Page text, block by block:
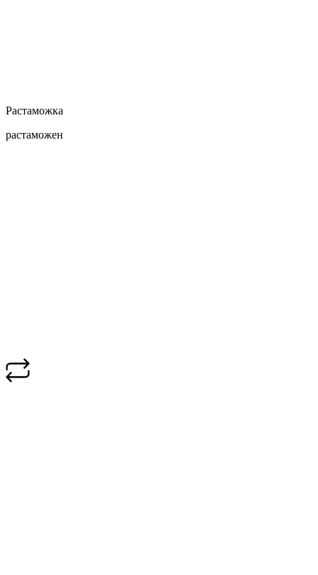
Растаможка
растаможен